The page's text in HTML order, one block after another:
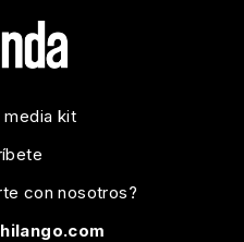
media kit
con nosotros?